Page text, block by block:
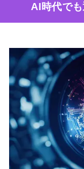
AI時代で